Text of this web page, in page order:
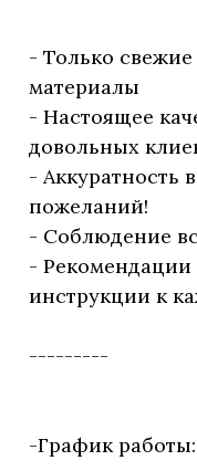
- Только
материалы
- Настоящее
довольных
- Аккуратность
пожеланий!
- Соблюдение
-
инструкции к
---------
-График